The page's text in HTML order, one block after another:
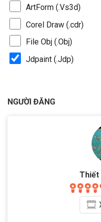
ArtForm (.Vs3d)
Corel Draw (.cdr)
File Obj (.Obj)
Jdpaint (.Jdp)
NGƯỜI ĐĂNG
Thiết